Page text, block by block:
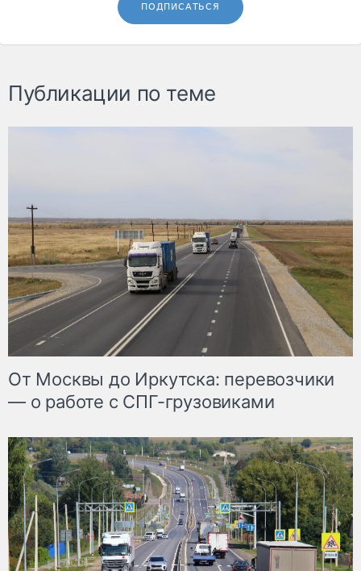
ПОДПИСАТЬСЯ
Публикации по теме
От Москвы до Иркутска: перевозчики
— о работе с СПГ-грузовиками